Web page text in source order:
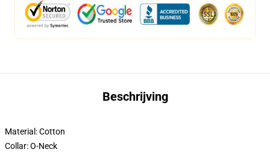
Beschrijving
Material:Cotton
Collar:O-Neck